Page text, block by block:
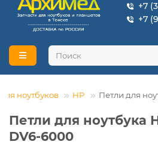
+7
+7
ноутбуков HP Петли для
Петли для ноутбука
DV6-6000